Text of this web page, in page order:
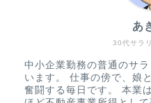
30代サラ
あ
中小企業勤務の普通のサ
います。 仕事の傍で、娘
奮闘する毎日です。 本業